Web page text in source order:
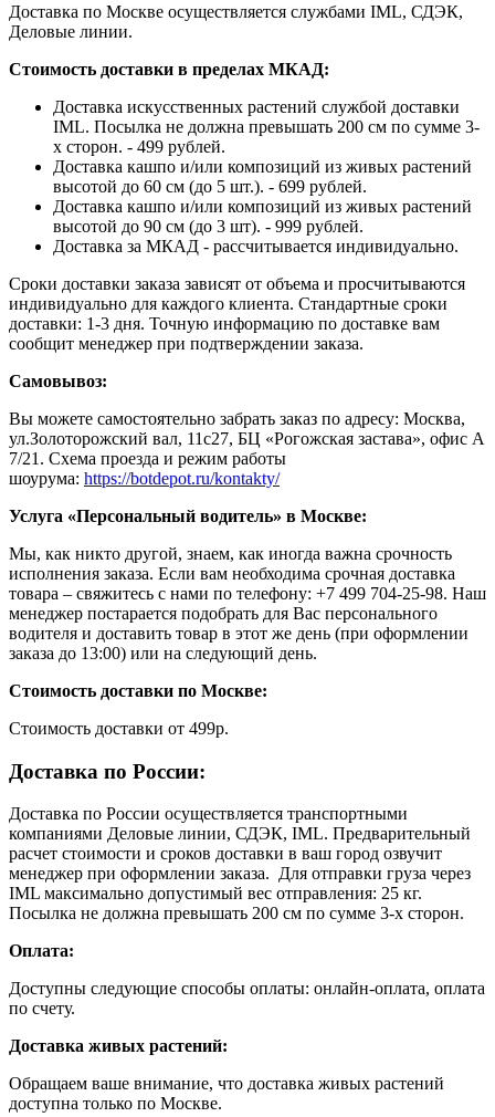
Доставка по Москве осуществляется службами IML, СДЭК,
Деловые линии.
Стоимость доставки в пределах МКАД:
Доставка искусственных растений службой доставки
IML. Посылка не должна превышать 200 см по сумме 3-
х сторон. - 499 рублей.
Доставка кашпо и/или композиций из живых растений
высотой до 60 см (до 5 шт.). - 699 рублей.
Доставка кашпо и/или композиций из живых растений
высотой до 90 см (до 3 шт). - 999 рублей.
Доставка за МКАД - рассчитывается индивидуально.
Сроки доставки заказа зависят от объема и просчитываются
индивидуально для каждого клиента. Стандартные сроки
доставки: 1-3 дня. Точную информацию по доставке вам
сообщит менеджер при подтверждении заказа.
Самовывоз:
Вы можете самостоятельно забрать заказ по адресу: Москва,
ул.Золоторожский вал, 11с27, БЦ «Рогожская застава», офис А
7/21. Схема проезда и режим работы
шоурума: https://botdepot.ru/kontakty/
Услуга «Персональный водитель» в Москве:
Мы, как никто другой, знаем, как иногда важна срочность
исполнения заказа. Если вам необходима срочная доставка
товара – свяжитесь с нами по телефону: +7 499 704-25-98. Наш
менеджер постарается подобрать для Вас персонального
водителя и доставить товар в этот же день (при оформлении
заказа до 13:00) или на следующий день.
Стоимость доставки по Москве:
Cтоимость доставки от 499р.
Доставка по России:
Доставка по России осуществляется транспортными
компаниями Деловые линии, СДЭК, IML. Предварительный
расчет стоимости и сроков доставки в ваш город озвучит
менеджер при оформлении заказа. Для отправки груза через
IML максимально допустимый вес отправления: 25 кг.
Посылка не должна превышать 200 см по сумме 3-х сторон.
Оплата:
Доступны следующие способы оплаты: онлайн-оплата, оплата
по счету.
Доставка живых растений:
Обращаем ваше внимание, что доставка живых растений
доступна только по Москве.